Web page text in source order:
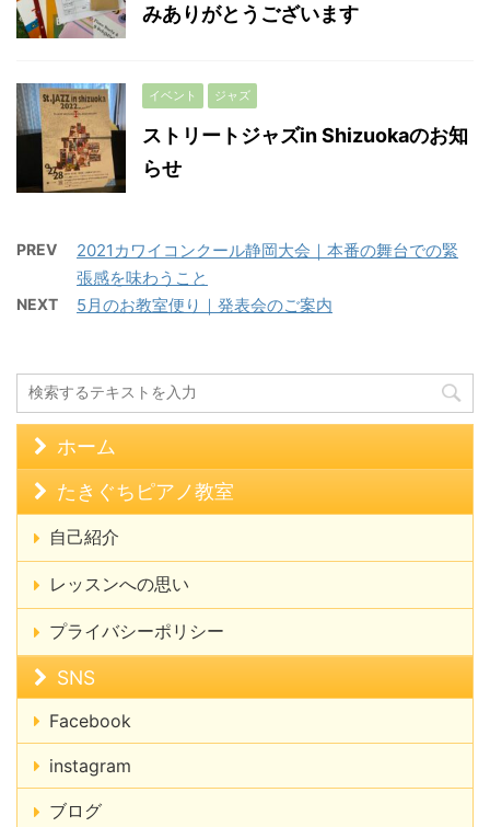
みありがとうございます
イベント ジャズ
ストリートジャズin Shizuokaのお知
らせ
PREV
2021カワイコンクール静岡大会｜本番の舞台での緊
張感を味わうこと
NEXT 5月のお教室便り｜発表会のご案内
ホーム
たきぐちピアノ教室
自己紹介
レッスンへの思い
プライバシーポリシー
SNS
Facebook
instagram
ブログ